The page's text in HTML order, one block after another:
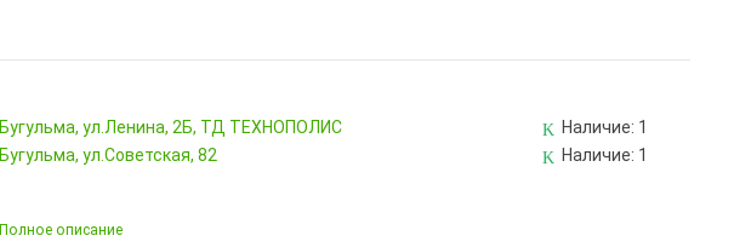
Бугульма, ул.Ленина, 2Б, ТД ТЕХНОПОЛИС Наличие: 1
Бугульма, ул.Советская, 82
Наличие: 1
Полное описание